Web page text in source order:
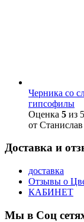
Черника со
гипсофилы
Оценка 5 из 5
от Станислав
Доставка и
доставка
Отзывы о
КАБИНЕТ
Мы в Соц